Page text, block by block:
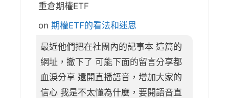
重倉期權ETF
on 期權ETF的看法和迷思
最近他們把在社團內的記事本 這篇的
網址，撤下了 可能下面的留言分享都
血淚分享 還開直播語音，增加大家的
信心 我是不太懂為什麼，要開語音直